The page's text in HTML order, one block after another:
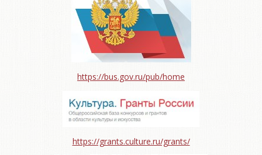
https://bus.gov.ru/pub/home
https://grants.culture.ru/grants/